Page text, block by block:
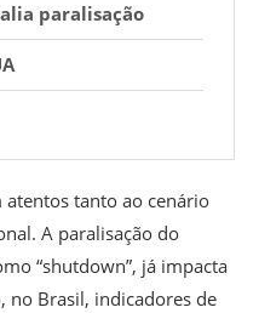
paralisação
tanto ao cenário
A paralisação do
“shutdown”, já impacta
no Brasil, indicadores de